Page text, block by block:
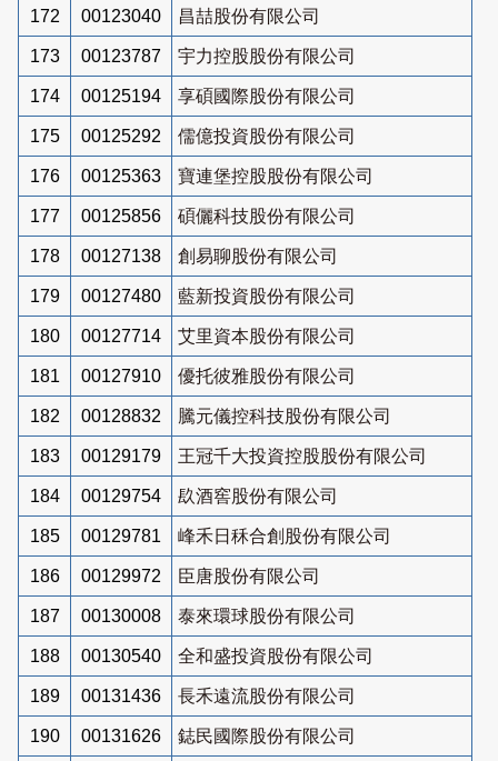
172 00123040 昌喆股份有限公司
173 00123787 宇力控股股份有限公司
174 00125194 享碩國際股份有限公司
175 00125292 儒億投資股份有限公司
176 00125363 寶連堡控股股份有限公司
177 00125856 碩儷科技股份有限公司
178 00127138 創易聊股份有限公司
179 00127480 藍新投資股份有限公司
180 00127714 艾里資本股份有限公司
181 00127910 優托彼雅股份有限公司
182 00128832 騰元儀控科技股份有限公司
183 00129179 王冠千大投資控股股份有限公司
184 00129754 镹酒窖股份有限公司
185 00129781 峰禾日秝合創股份有限公司
186 00129972 臣唐股份有限公司
187 00130008 泰來環球股份有限公司
188 00130540 全和盛投資股份有限公司
189 00131436 長禾遠流股份有限公司
190 00131626 鋕民國際股份有限公司